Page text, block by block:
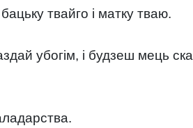
твайго і матку тваю.
убогім, і будзеш мець